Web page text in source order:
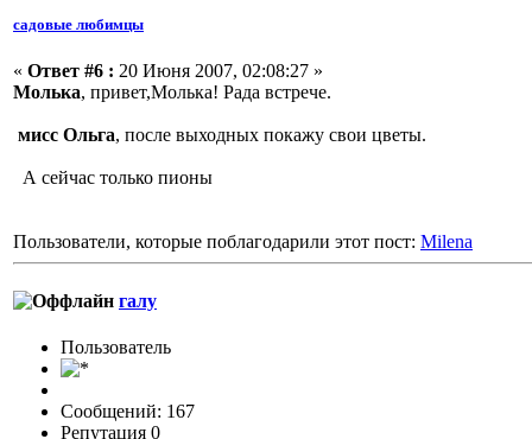
садовые любимцы
« Ответ #6 : 20 Июня 2007, 02:08:27 »
Молька, привет,Молька! Рада встрече.
мисс Ольга, после выходных покажу свои цветы.
А сейчас только пионы
Пользователи, которые поблагодарили этот пост: Milena
галу
Пользовaтeль
Сообщений: 167
Репутация 0